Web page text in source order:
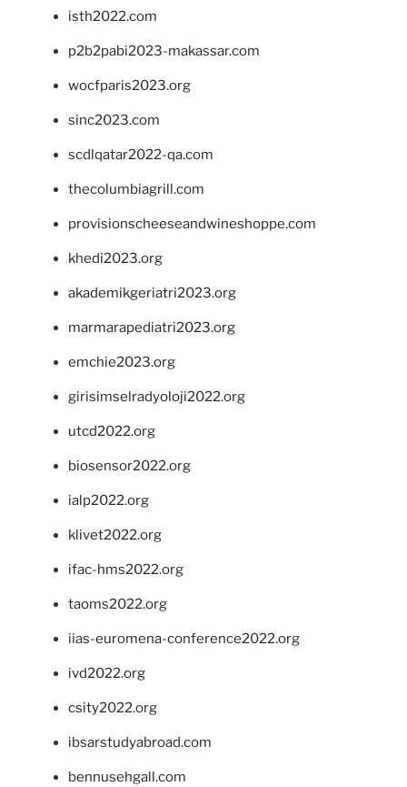
isth2022.com
p2b2pabi2023-makassar.com
wocfparis2023.org
sinc2023.com
scdlqatar2022-qa.com
thecolumbiagrill.com
provisionscheeseandwineshoppe.com
khedi2023.org
akademikgeriatri2023.org
marmarapediatri2023.org
emchie2023.org
girisimselradyoloji2022.org
utcd2022.org
biosensor2022.org
ialp2022.org
klivet2022.org
ifac-hms2022.org
taoms2022.org
iias-euromena-conference2022.org
ivd2022.org
csity2022.org
ibsarstudyabroad.com
bennusehgall.com